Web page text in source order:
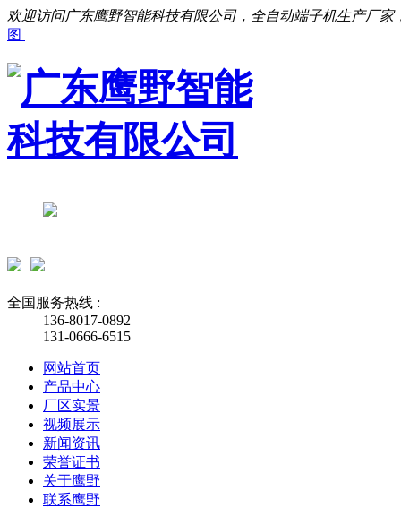
欢迎访问广东鹰野智能科技有限公司，全自动端子机生产厂家
图
全国服务热线 :
136-8017-0892
131-0666-6515
网站首页
产品中心
厂区实景
视频展示
新闻资讯
荣誉证书
关于鹰野
联系鹰野